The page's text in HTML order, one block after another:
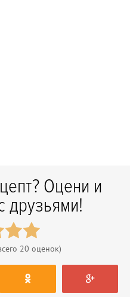
Оцени и
друзьями!
20 оценок)